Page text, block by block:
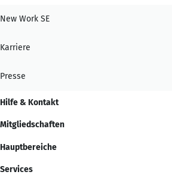
New Work SE
Karriere
Presse
Hilfe & Kontakt
Mitgliedschaften
Hauptbereiche
Services